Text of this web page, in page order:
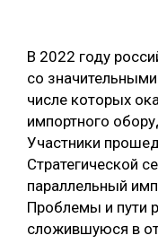
ЦБП
КОМПЛЕКСНАЯ
ЛЕСОПИЛЕНИЕ
ДЕРЕВЯННОЕ
БЕЗОПАСНОЕ
В 2022 году
со
числе которых
импортного
Участники
Стратегической
параллельный
Проблемы и пути
сложившуюся в